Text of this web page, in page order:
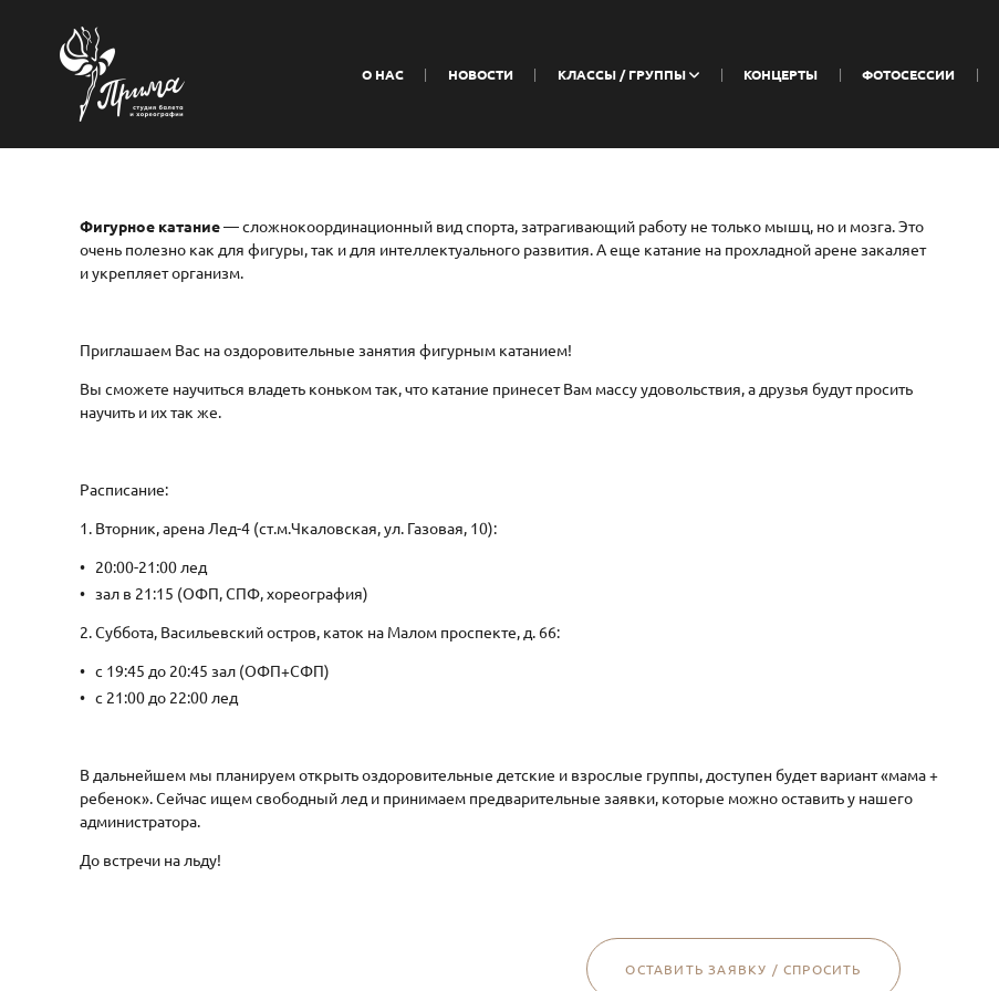
О НАС НОВОСТИ КЛАССЫ / ГРУППЫ КОНЦЕРТЫ ФОТОСЕССИИ
Фигурное катание— сложнокоординационный вид спорта, затрагивающий работу не только мышц, но и мозга. Это
очень полезно как для фигуры, так и для интеллектуального развития. А еще катание на прохладной арене закаляет
и укрепляет организм.
Приглашаем Вас на оздоровительные занятия фигурным катанием!
Вы сможете научиться владеть коньком так, что катание принесет Вам массу удовольствия, а друзья будут просить
научить и их так же.
Расписание:
1. Вторник, арена Лед-4 (ст.м.Чкаловская, ул. Газовая, 10):
20:00-21:00 лед
зал в 21:15 (ОФП, СПФ, хореография)
2. Суббота, Васильевский остров, каток на Малом проспекте, д. 66:
с 19:45 до 20:45 зал (ОФП+СФП)
с 21:00 до 22:00 лед
В дальнейшем мы планируем открыть оздоровительные детские и взрослые группы, доступен будет вариант «мама +
ребенок». Сейчас ищем свободный лед и принимаем предварительные заявки, которые можно оставить у нашего
администратора.
До встречи на льду!
ОСТАВИТЬ ЗАЯВКУ / СПРОСИТЬ